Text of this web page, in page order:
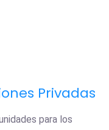
Privadas
para los